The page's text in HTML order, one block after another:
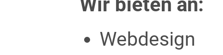
Webdesign